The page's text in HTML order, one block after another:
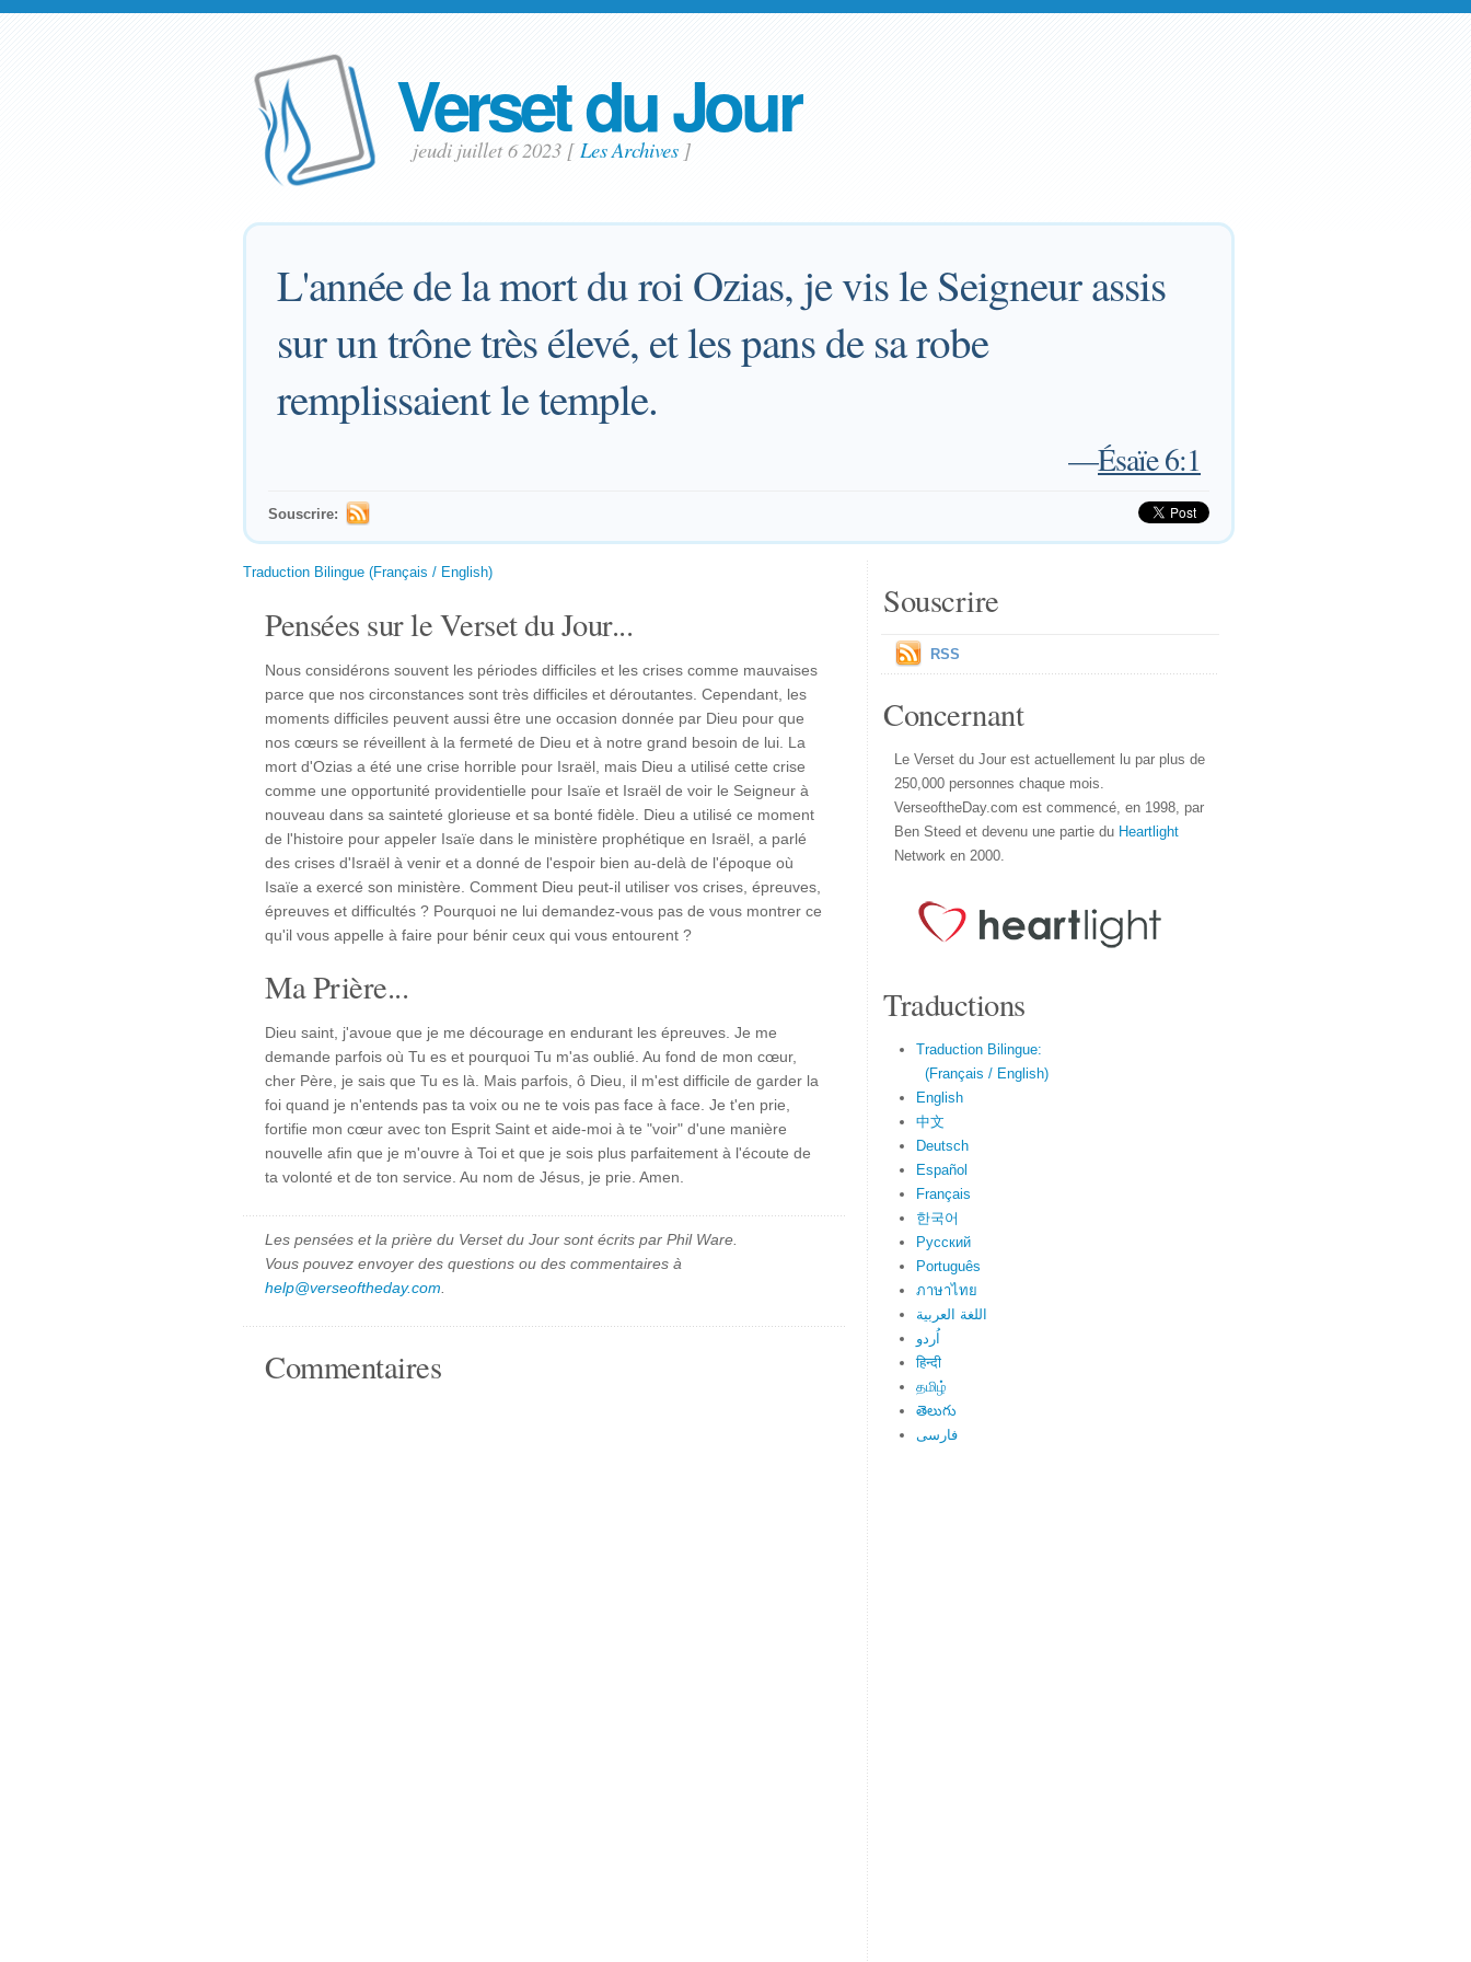
Verset du Jour
jeudi juillet 6 2023 [ Les Archives]
L'année de la mort du roi Ozias, je vis le Seigneur assis
sur un trône très élevé, et les pans de sa robe
remplissaient le temple.
—Ésaïe 6:1
Souscrire:
Traduction Bilingue (Français / English)
Pensées sur le Verset du Jour...
Nous considérons souvent les périodes difficiles et les crises comme mauvaises
parce que nos circonstances sont très difficiles et déroutantes. Cependant, les
moments difficiles peuvent aussi être une occasion donnée par Dieu pour que
nos cœurs se réveillent à la fermeté de Dieu et à notre grand besoin de lui. La
mort d'Ozias a été une crise horrible pour Israël, mais Dieu a utilisé cette crise
comme une opportunité providentielle pour Isaïe et Israël de voir le Seigneur à
nouveau dans sa sainteté glorieuse et sa bonté fidèle. Dieu a utilisé ce moment
de l'histoire pour appeler Isaïe dans le ministère prophétique en Israël, a parlé
des crises d'Israël à venir et a donné de l'espoir bien au-delà de l'époque où
Isaïe a exercé son ministère. Comment Dieu peut-il utiliser vos crises, épreuves,
épreuves et difficultés ? Pourquoi ne lui demandez-vous pas de vous montrer ce
qu'il vous appelle à faire pour bénir ceux qui vous entourent ?
Ma Prière...
Dieu saint, j'avoue que je me décourage en endurant les épreuves. Je me
demande parfois où Tu es et pourquoi Tu m'as oublié. Au fond de mon cœur,
cher Père, je sais que Tu es là. Mais parfois, ô Dieu, il m'est difficile de garder la
foi quand je n'entends pas ta voix ou ne te vois pas face à face. Je t'en prie,
fortifie mon cœur avec ton Esprit Saint et aide-moi à te "voir" d'une manière
nouvelle afin que je m'ouvre à Toi et que je sois plus parfaitement à l'écoute de
ta volonté et de ton service. Au nom de Jésus, je prie. Amen.
Les pensées et la prière du Verset du Jour sont écrits par Phil Ware.
Vous pouvez envoyer des questions ou des commentaires à
help@verseoftheday.com
Commentaires
Souscrire
RSS
Concernant
Le Verset du Jour est actuellement lu par plus de
250,000 personnes chaque mois.
VerseoftheDay.com est commencé, en 1998, par
Ben Steed et devenu une partie du Heartlight
Network en 2000.
Traductions
Traduction Bilingue:
(Français / English)
English
中文
Deutsch
Español
Français
한국어
Русский
Português
ภาษาไทย
اللغة العربية
اُردو
हिन्दी
தமிழ்
తెలుగు
فارسی